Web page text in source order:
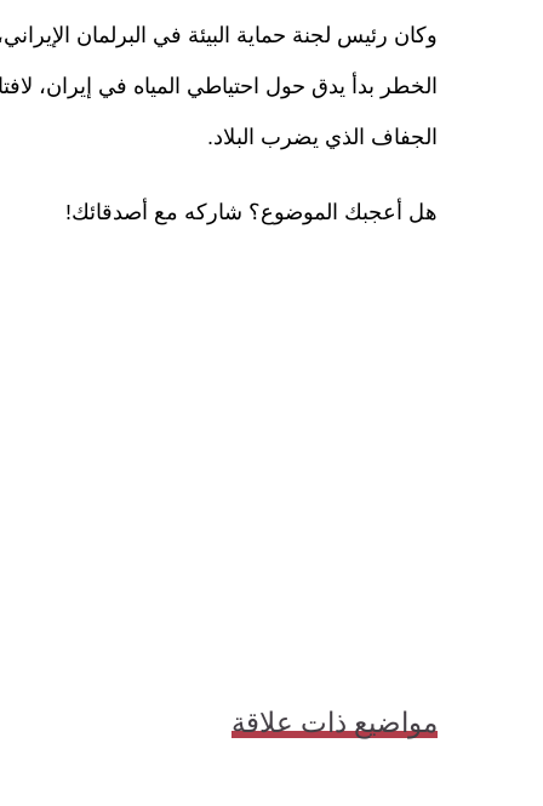
وكان رئيس لجنة حماية البيئة في البرلمان
الخطر بدأ يدق حول احتياطي المياه في إيران،
الجفاف الذي يضرب البلاد.
هل أعجبك الموضوع؟ شاركه مع أصدقائك!
مواضيع ذات علاقة